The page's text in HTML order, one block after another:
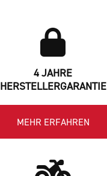
4 JAHRE
HERSTELLERGARANTIE
MEHR ERFAHREN